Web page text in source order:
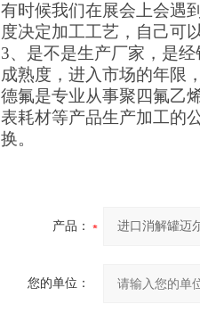
有时候我们在展会上会遇
度决定加工工艺，自己可
3、是不是生产厂家，是
成熟度，进入市场的年限
德氟是专业从事聚四氟乙
表耗材等产品生产加工的
换。
产品：
您的单位：